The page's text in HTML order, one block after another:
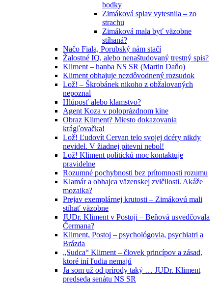
bodky
Zimáková splav vytesnila – zo
strachu
Zimáková mala byť väzobne
stíhaná?
Načo Fiala, Porubský nám stačí
Žalostné IQ, alebo nenaštudovaný trestný spis?
Kliment – hanba NS SR (Martin Daňo)
Kliment obhajuje nezdôvodnený rozsudok
Lož! – Škrobánek nikoho z obžalovaných
nepoznal
Hlúposť alebo klamstvo?
Agent Koza v poloprázdnom kine
Obraz Kliment? Miesto dokazovania
krágľovačka!
Lož! Ľudovít Cervan telo svojej dcéry nikdy
nevidel. V žiadnej pitevni nebol!
Lož! Kliment politickú moc kontaktuje
pravidelne
Rozumné pochybnosti bez prítomnosti rozumu
Klamár a obhajca väzenskej zvlčilosti. Akáže
mozaika?
Prejav exemplárnej krutosti – Zimákovú mali
stíhať väzobne
JUDr. Kliment v Postoji – Beňová usvedčovala
Čermana?
Kliment, Postoj – psychológovia, psychiatri a
Brázda
„Sudca“ Kliment – človek princípov a zásad,
ktoré iní ľudia nemajú
Ja som už od prírody taký … JUDr. Kliment
predseda senátu NS SR